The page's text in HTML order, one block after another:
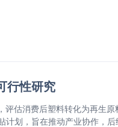
行性研究
评估消费后塑料转化为再生原
划，旨在推动产业协作，后